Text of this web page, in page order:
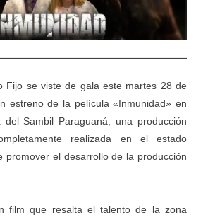
Fijo se viste de gala este martes 28 de
estreno de la película «Inmunidad» en
Sambil Paraguaná, una producción
realizada en el estado
promover el desarrollo de la producción
film que resalta el talento de la zona